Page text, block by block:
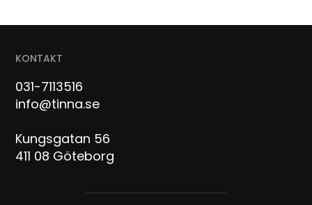
KONTAKT
031-7113516
info@tinna.se
Kungsgatan 56
411 08 Göteborg